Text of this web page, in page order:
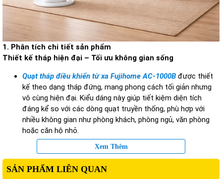
1. Phân tích chi tiết sản phẩm
Thiết kế tháp hiện đại – Tối ưu không gian sống
Quạt tháp điều khiển từ xa Fujihome AC-1000B được thiết
kế theo dạng tháp đứng, mang phong cách tối giản nhưng
vô cùng hiện đại. Kiểu dáng này giúp tiết kiệm diện tích
đáng kể so với các dòng quạt truyền thống, phù hợp với
nhiều không gian như phòng khách, phòng ngủ, văn phòng
hoặc căn hộ nhỏ.
Vỏ ngoài được hoàn thiện với tông màu trắng trang nhã, dễ
dàng hòa hợp với nội thất cao cấp. Ngoài ra, bảng điều khiển
được bố trí khoa học, dễ thao tác, giúp người dùng sử dụng
thuận tiện ngay từ lần đầu.
Xem Thêm
SẢN PHẨM LIÊN QUAN